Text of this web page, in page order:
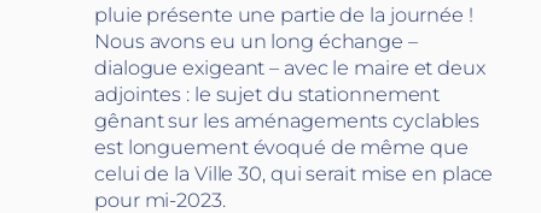
pluie présente une partie de la journée !
Nous avons eu un long échange –
dialogue exigeant – avec le maire et deux
adjointes : le sujet du stationnement
gênant sur les aménagements cyclables
est longuement évoqué de même que
celui de la Ville 30, qui serait mise en place
pour mi-2023.